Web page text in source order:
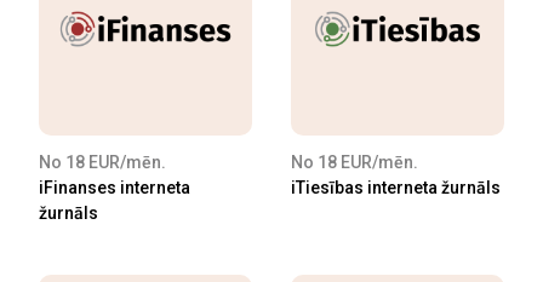
No 18 EUR/mēn.
iFinanses interneta
žurnāls
No 18 EUR/mēn.
iTiesības interneta žurnāls